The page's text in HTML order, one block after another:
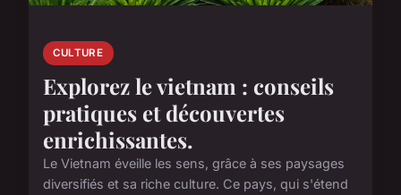
CULTURE
Explorez le vietnam : conseils
pratiques et découvertes
enrichissantes.
Le Vietnam éveille les sens, grâce à ses paysages
diversifiés et sa riche culture. Ce pays, qui s'étend